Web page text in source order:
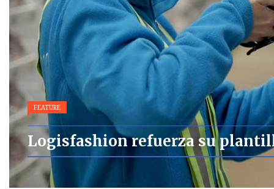
FEATURE
Logisfashion refuerza su